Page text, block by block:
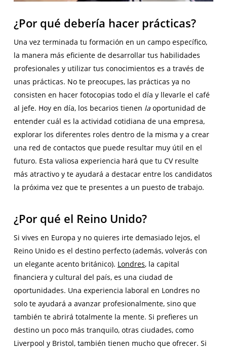
¿Por qué debería hacer prácticas?
Una vez terminada tu formación en un campo específico,
la manera más eficiente de desarrollar tus habilidades
profesionales y utilizar tus conocimientos es a través de
unas prácticas. No te preocupes, las prácticas ya no
consisten en hacer fotocopias todo el día y llevarle el café
al jefe. Hoy en día, los becarios tienen laoportunidad de
entender cuál es la actividad cotidiana de una empresa,
explorar los diferentes roles dentro de la misma y a crear
una red de contactos que puede resultar muy útil en el
futuro. Esta valiosa experiencia hará que tu CV resulte
más atractivo y te ayudará a destacar entre los candidatos
la próxima vez que te presentes a un puesto de trabajo.
¿Por qué el Reino Unido?
Si vives en Europa y no quieres irte demasiado lejos, el
Reino Unido es el destino perfecto (además, volverás con
un elegante acento británico). Londres, la capital
financiera y cultural del país, es una ciudad de
oportunidades. Una experiencia laboral en Londres no
solo te ayudará a avanzar profesionalmente, sino que
también te abrirá totalmente la mente. Si prefieres un
destino un poco más tranquilo, otras ciudades, como
Liverpool y Bristol, también tienen mucho que ofrecer. Si